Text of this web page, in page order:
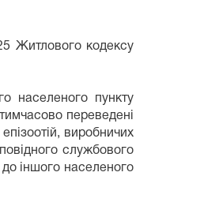
Житлового кодексу
населеного пункту
переведені
виробничих
службового
до іншого населеного